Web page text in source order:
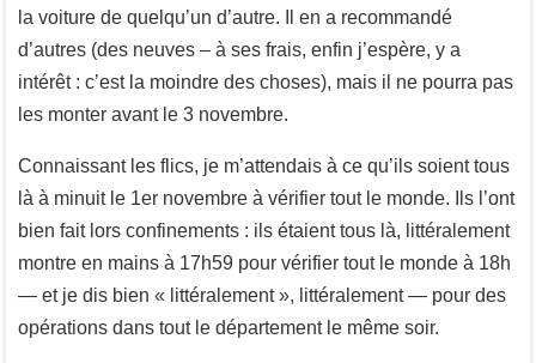
la voiture de quelqu’un d’autre. Il en a recommandé
d’autres (des neuves – à ses frais, enfin j’espère, y a
intérêt : c’est la moindre des choses), mais il ne pourra pas
les monter avant le 3 novembre.
Connaissant les flics, je m’attendais à ce qu’ils soient tous
là à minuit le 1er novembre à vérifier tout le monde. Ils l’ont
bien fait lors confinements : ils étaient tous là, littéralement
montre en mains à 17h59 pour vérifier tout le monde à 18h
— et je dis bien « littéralement », littéralement — pour des
opérations dans tout le département le même soir.